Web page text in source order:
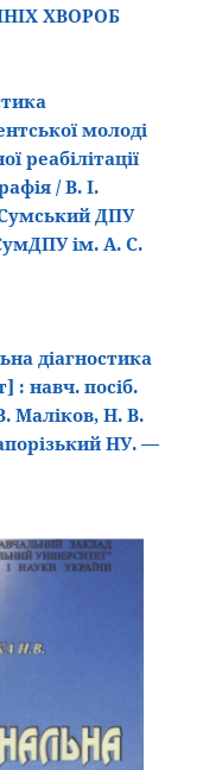
ХВОРОБ
молоді
реабілітації
/ В. І.
ДПУ
ім. А. С.
діагностика
: навч. посіб.
Маліков, Н. В.
НУ. —